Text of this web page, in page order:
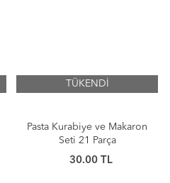
TÜKENDİ
Pasta Kurabiye ve Makaron
Seti 21 Parça
30.00 TL